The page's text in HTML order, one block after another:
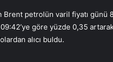
Brent petrolün varil fiyatı günü
göre yüzde 0,35
alıcı buldu.